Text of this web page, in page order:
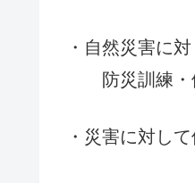
・自然災害に
防災訓練・
・災害に対し